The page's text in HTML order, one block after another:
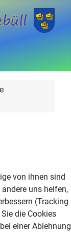
von ihnen sind
uns helfen,
(Tracking
die Cookies
einer Ablehnung